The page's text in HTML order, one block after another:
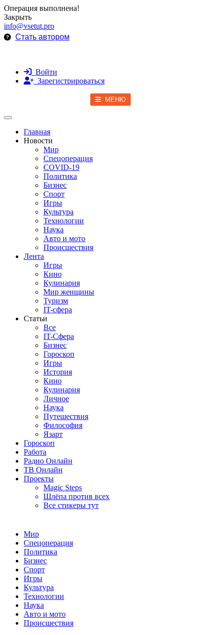
Операция выполнена!
Закрыть
info@vsetut.pro
Стать автором
Войти
Зарегистрироваться
МЕНЮ
Toggle navigation
Главная
Новости
Мир
Спецоперация
COVID-19
Политика
Бизнес
Спорт
Игры
Культура
Технологии
Наука
Авто и мото
Происшествия
Лента
Игры
Кино
Кулинария
Мир женщины
Туризм
IT-сфера
Статьи
Все
IT-Сфера
Бизнес
Гороскоп
Игры
История
Кино
Кулинария
Личное
Наука
Путешествия
Философия
Язарт
Гороскоп
Работа
Радио Онлайн
ТВ Онлайн
Проекты
Magic Steps
Шлёпа против всех
Все стикеры тут
Мир
Спецоперация
Политика
Бизнес
Спорт
Игры
Культура
Технологии
Наука
Авто и мото
Происшествия